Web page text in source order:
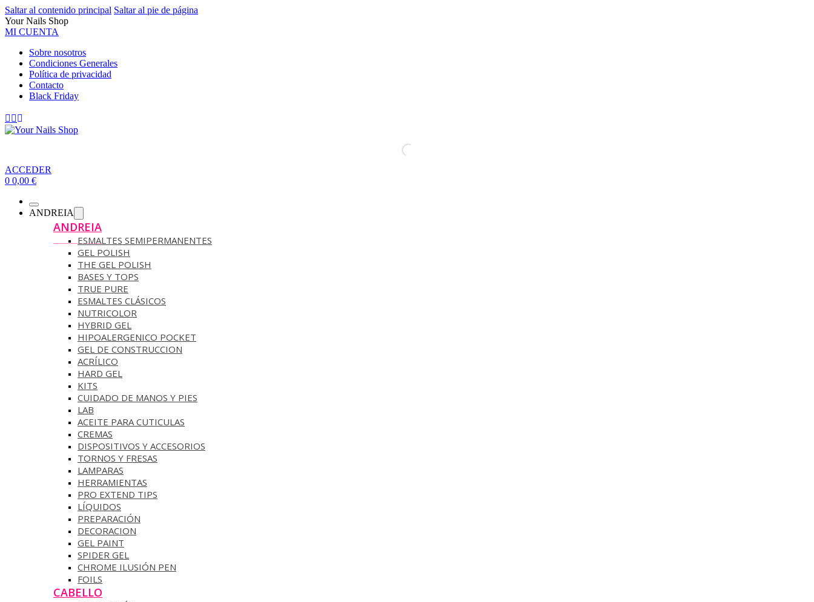
Saltar al contenido principal Saltar al pie de página
Your Nails Shop
MI CUENTA
Sobre nosotros
Condiciones Generales
Política de privacidad
Contacto
Black Friday
ACCEDER
0 0,00 €
ANDREIA
ANDREIA
ESMALTES SEMIPERMANENTES
GEL POLISH
THE GEL POLISH
BASES Y‎ TOPS
TRUE PURE
ESMALTES CLÁSICOS
NUTRICOLOR
HYBRID GEL
HIPOALERGENICO POCKET
GEL DE CONSTRUCCION
ACRÍLICO
HARD GEL
KITS
CUIDADO DE MANOS Y PIES
LAB
ACEITE PARA CUTICULAS
CREMAS
DISPOSITIVOS Y ACCESORIOS
TORNOS Y FRESAS
LAMPARAS
HERRAMIENTAS
PRO EXTEND TIPS
LÍQUIDOS
PREPARACIÓN
DECORACION
GEL PAINT
SPIDER GEL
CHROME ILUSIÓN PEN
FOILS
CABELLO